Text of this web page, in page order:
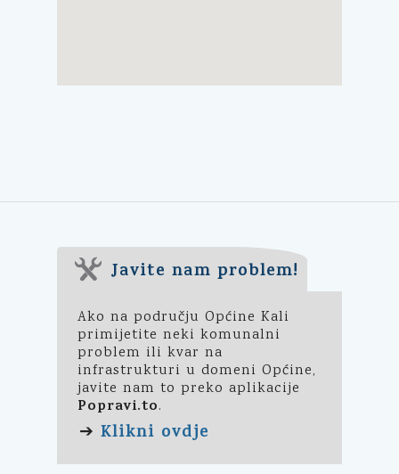
Javite nam problem!
Ako na području Općine Kali
primijetite neki komunalni
problem ili kvar na
infrastrukturi u domeni Općine,
javite nam to preko aplikacije
Popravi.to.
➔ Klikni ovdje